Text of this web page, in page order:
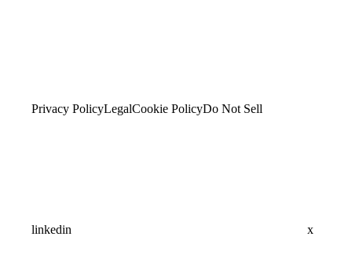
Privacy PolicyLegalCookie PolicyDo Not Sell
linkedin x